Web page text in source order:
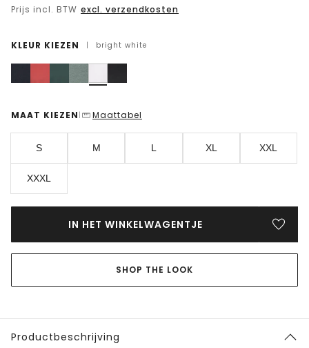
Prijs incl. BTW excl. verzendkosten
KLEUR KIEZEN | bright white
MAAT KIEZEN | Maattabel
S M L XL XXL
XXXL
IN HET WINKELWAGENTJE
SHOP THE LOOK
Productbeschrijving